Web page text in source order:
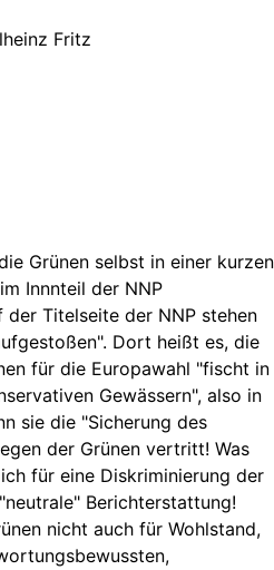
Fritz
Grünen selbst in einer kurzen
Innnteil der NNP
Titelseite der NNP stehen
Dort heißt es, die
für die Europawahl "fischt in
Gewässern", also in
sie die "Sicherung des
der Grünen vertritt! Was
für eine Diskriminierung der
Berichterstattung!
nicht auch für Wohlstand,